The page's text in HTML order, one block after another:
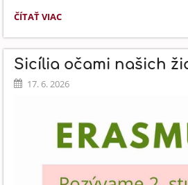
CEZHRANIČNÝ
KULTÚRNE
DEDIČSTVO
CYRILA
A
METODA:
ČÍTAŤ VIAC
Sicília očami našich
17. 6. 2026